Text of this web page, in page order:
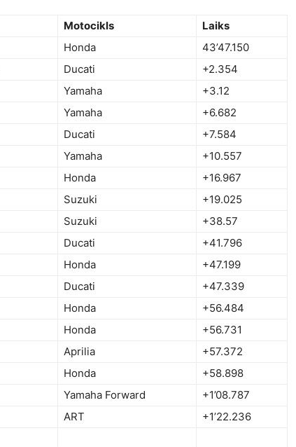
Motocikls
Laiks
Honda
43’47.150
Ducati
+2.354
Yamaha
+3.12
Yamaha
+6.682
Ducati
+7.584
Yamaha
+10.557
Honda
+16.967
Suzuki
+19.025
Suzuki
+38.57
Ducati
+41.796
Honda
+47.199
Ducati
+47.339
Honda
+56.484
Honda
+56.731
Aprilia
+57.372
Honda
+58.898
Yamaha Forward
+1’08.787
ART
+1’22.236